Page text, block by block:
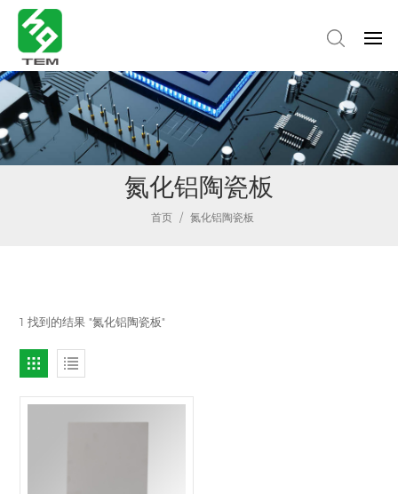
氮化铝陶瓷板
首页 / 氮化铝陶瓷板
1 找到的结果 "氮化铝陶瓷板"